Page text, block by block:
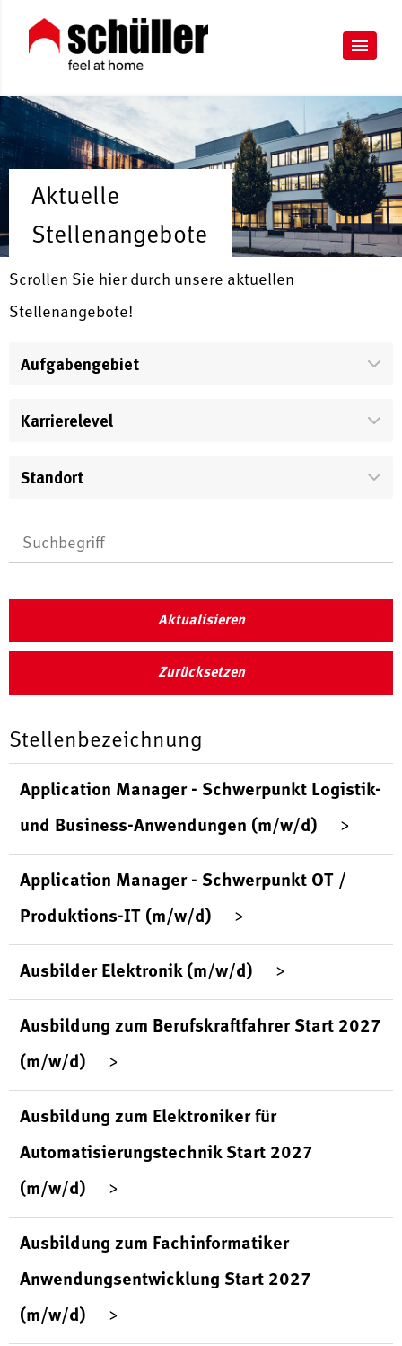
Aktuelle
Stellenangebote
Scrollen Sie hier durch unsere aktuellen
Stellenangebote!
Aufgabengebiet
Karrierelevel
Standort
Aktualisieren
Zurücksetzen
Stellenbezeichnung
Application Manager - Schwerpunkt Logistik-
und Business-Anwendungen (m/w/d)
Application Manager - Schwerpunkt OT /
Produktions-IT (m/w/d)
Ausbilder Elektronik (m/w/d)
Ausbildung zum Berufskraftfahrer Start 2027
(m/w/d)
Ausbildung zum Elektroniker für
Automatisierungstechnik Start 2027
(m/w/d)
Ausbildung zum Fachinformatiker
Anwendungsentwicklung Start 2027
(m/w/d)